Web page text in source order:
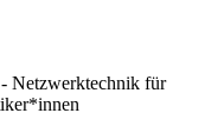
Netzwerktechnik für